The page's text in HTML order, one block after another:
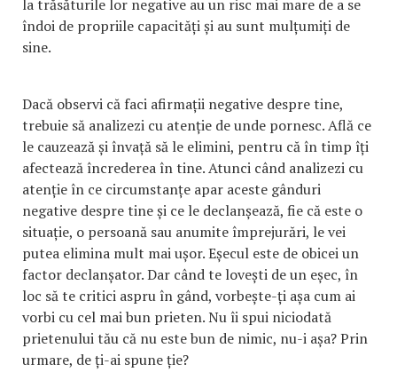
la trăsăturile lor negative au un risc mai mare de a se
îndoi de propriile capacități și au sunt mulțumiți de
sine.
Dacă observi că faci afirmații negative despre tine,
trebuie să analizezi cu atenție de unde pornesc. Află ce
le cauzează și învață să le elimini, pentru că în timp îți
afectează încrederea în tine. Atunci când analizezi cu
atenție în ce circumstanțe apar aceste gânduri
negative despre tine și ce le declanșează, fie că este o
situație, o persoană sau anumite împrejurări, le vei
putea elimina mult mai ușor. Eșecul este de obicei un
factor declanșator. Dar când te lovești de un eșec, în
loc să te critici aspru în gând, vorbește-ți așa cum ai
vorbi cu cel mai bun prieten. Nu îi spui niciodată
prietenului tău că nu este bun de nimic, nu-i așa? Prin
urmare, de ți-ai spune ție?